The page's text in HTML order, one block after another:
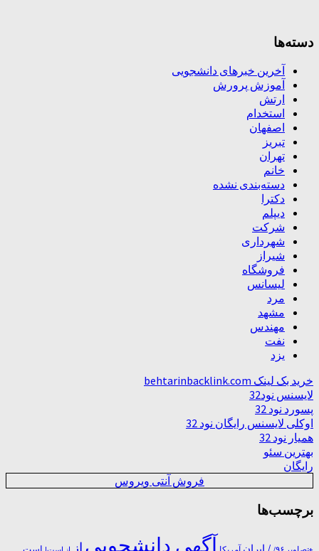
دسته‌ها
آخرین خبرهای دانشجویی
آموزش پرورش
ارتش
استخدام
اصفهان
تبریز
تهران
خانم
دسته‌بندی نشده
دکترا
دیپلم
شرکت
شهرداری
شیراز
فروشگاه
لیسانس
مرد
مشهد
مهندس
نفت
یزد
خرید بک لینک behtarinbacklink.com
لایسنس نود32
پسورد نود 32
اوکلی لایسنس رایگان نود 32
همیار نود 32
بهترین سئو
رایگان
فروش آنتی ویروس
برچسب‌ها
آگهی دانشجویی از